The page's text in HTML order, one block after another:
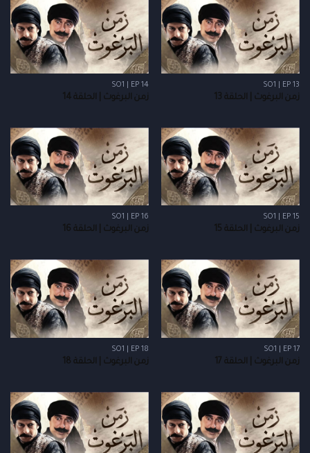
SO1 | EP 13
زمن البرغوث | الحلقة 13
SO1 | EP 14
زمن البرغوث | الحلقة 14
SO1 | EP 15
زمن البرغوث | الحلقة 15
SO1 | EP 16
زمن البرغوث | الحلقة 16
SO1 | EP 17
زمن البرغوث | الحلقة 17
SO1 | EP 18
زمن البرغوث | الحلقة 18